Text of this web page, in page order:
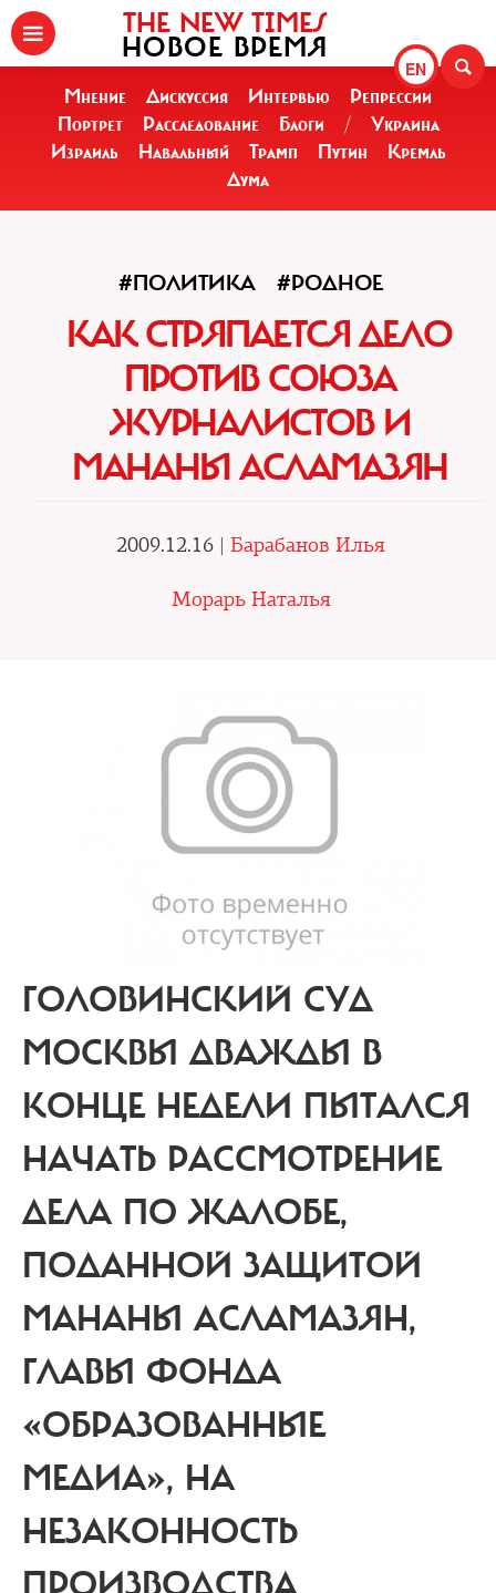
EN
THE NEW TIMES
НОВОЕ ВРЕМЯ
Мнение Дискуссия Интервью
Репрессии
Портрет
Расследование Блоги /
Украина
Израиль
Навальный Трамп Путин
Кремль
Дума
#ПОЛИТИКА #РОДНОЕ
КАК СТРЯПАЕТСЯ ДЕЛО
ПРОТИВ СОЮЗА
ЖУРНАЛИСТОВ И
МАНАНЫ АСЛАМАЗЯН
2009.12.16 | Барабанов Илья
Морарь Наталья
ГОЛОВИНСКИЙ СУД
МОСКВЫ ДВАЖДЫ В
КОНЦЕ НЕДЕЛИ ПЫТАЛСЯ
НАЧАТЬ РАССМОТРЕНИЕ
ДЕЛА ПО ЖАЛОБЕ,
ПОДАННОЙ ЗАЩИТОЙ
МАНАНЫ АСЛАМАЗЯН,
ГЛАВЫ ФОНДА
«ОБРАЗОВАННЫЕ
МЕДИА», НА
НЕЗАКОННОСТЬ